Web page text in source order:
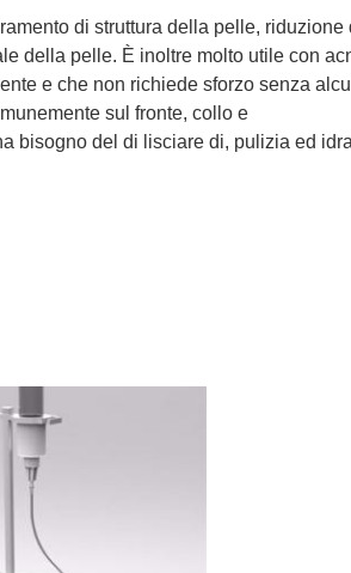
di struttura della pelle, riduzione
della pelle. È inoltre molto utile con
e che non richiede sforzo senza
sul fronte, collo e
bisogno del di lisciare di, pulizia ed